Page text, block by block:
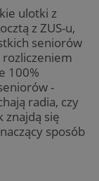
ulotki z
z ZUS-u,
seniorów
rozliczeniem
100%
-
radia, czy
znajdą się
sposób